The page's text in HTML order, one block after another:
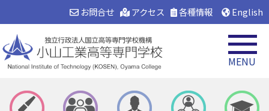
English
各種情報
アクセス
お問合せ
MENU